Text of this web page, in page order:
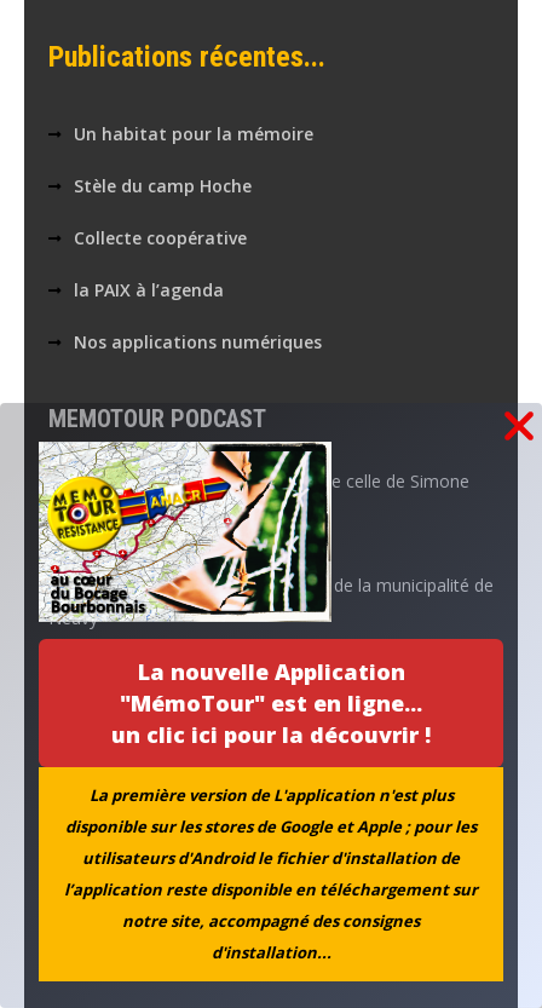
La nouvelle Application
"MémoTour" est en ligne...
un clic ici pour la découvrir !
La première version de L'application n'est plus
disponible sur les stores de Google et Apple ; pour les
utilisateurs d'Android le fichier d'installation de
l’application reste disponible en téléchargement sur
notre site, accompagné des consignes
d'installation...
Publications récentes...
Un habitat pour la mémoire
Stèle du camp Hoche
Collecte coopérative
la PAIX à l’agenda
Nos applications numériques
MEMOTOUR PODCAST
La mémoire de Marguerite croise celle de Simone
Aboutissement d’un projet…
L’ANACR accompagne l’initiative de la municipalité de
Neuvy